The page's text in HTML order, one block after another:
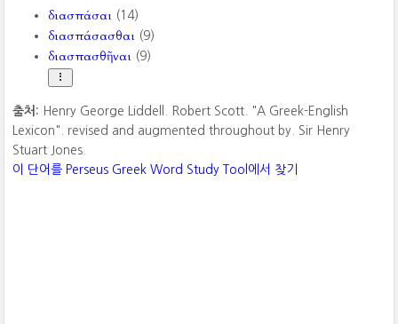
διασπάσαι (14)
διασπάσασθαι (9)
διασπασθῆναι (9)
출처: Henry George Liddell. Robert Scott. "A Greek-English
Lexicon". revised and augmented throughout by. Sir Henry
Stuart Jones.
이 단어를 Perseus Greek Word Study Tool에서 찾기